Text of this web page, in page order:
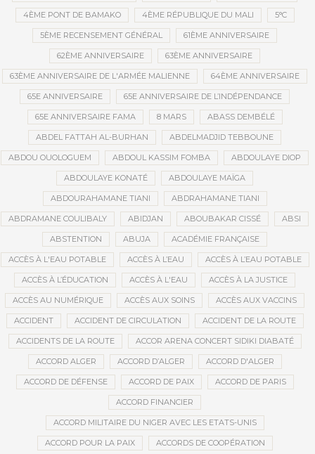
4ÈME PONT DE BAMAKO 4ÈME RÉPUBLIQUE DU MALI 5°C
5ÈME RECENSEMENT GÉNÉRAL 61ÈME ANNIVERSAIRE
62ÈME ANNIVERSAIRE 63ÈME ANNIVERSAIRE
63ÈME ANNIVERSAIRE DE L'ARMÉE MALIENNE 64ÈME ANNIVERSAIRE
65E ANNIVERSAIRE 65E ANNIVERSAIRE DE L’INDÉPENDANCE
65E ANNIVERSAIRE FAMA 8 MARS ABASS DEMBÉLÉ
ABDEL FATTAH AL-BURHAN ABDELMADJID TEBBOUNE
ABDOU OUOLOGUEM ABDOUL KASSIM FOMBA ABDOULAYE DIOP
ABDOULAYE KONATÉ ABDOULAYE MAÏGA
ABDOURAHAMANE TIANI ABDRAHAMANE TIANI
ABDRAMANE COULIBALY ABIDJAN ABOUBAKAR CISSÉ ABSI
ABSTENTION ABUJA ACADÉMIE FRANÇAISE
ACCÈS À L'EAU POTABLE ACCÈS À L’EAU ACCÈS À L’EAU POTABLE
ACCÈS À L’ÉDUCATION ACCÈS À L'EAU ACCÈS À LA JUSTICE
ACCÈS AU NUMÉRIQUE ACCÈS AUX SOINS ACCÈS AUX VACCINS
ACCIDENT ACCIDENT DE CIRCULATION ACCIDENT DE LA ROUTE
ACCIDENTS DE LA ROUTE ACCOR ARENA CONCERT SIDIKI DIABATÉ
ACCORD ALGER ACCORD D’ALGER ACCORD D'ALGER
ACCORD DE DÉFENSE ACCORD DE PAIX ACCORD DE PARIS
ACCORD FINANCIER
ACCORD MILITAIRE DU NIGER AVEC LES ETATS-UNIS
ACCORD POUR LA PAIX ACCORDS DE COOPÉRATION